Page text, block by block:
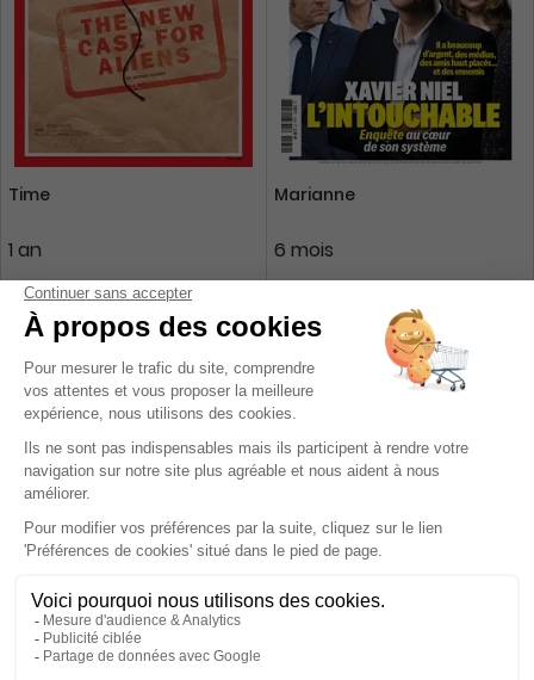
Time
1 an
130,90 €
71,96 € -45%
Ajouter au panier
Marianne
6 mois
49,68 € -45%
Ajouter au panier